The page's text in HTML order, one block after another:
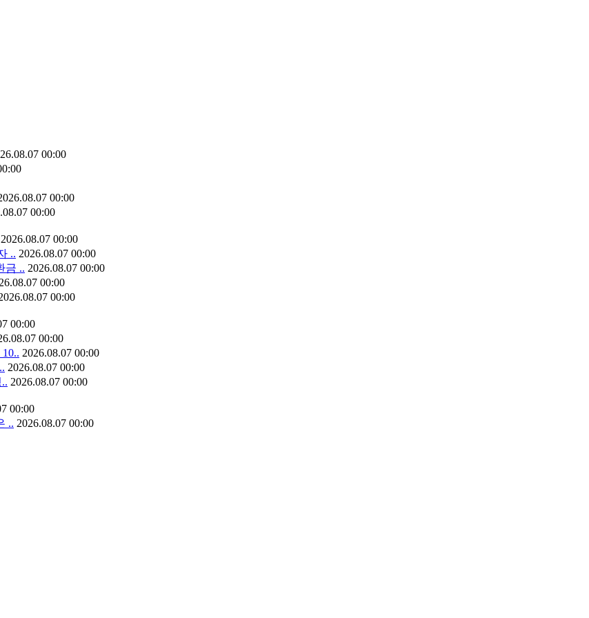
00:00
00:00
00:00
2026.08.07 00:00
.. 2026.08.07 00:00
금 .. 2026.08.07 00:00
00:00
00:00
00:00
00:00
2026.08.07 00:00
2026.08.07 00:00
2026.08.07 00:00
00:00
.. 2026.08.07 00:00